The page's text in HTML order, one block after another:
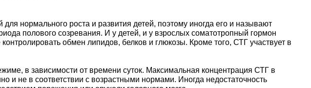
нормального роста и развития детей, поэтому иногда его и называют
полового созревания. И у детей, и у взрослых соматотропный гормон
обмен липидов, белков и глюкозы. Кроме того, СТГ участвует в
в зависимости от времени суток. Максимальная концентрация СТГ в
и не в соответствии с возрастными нормами. Иногда недостаточность